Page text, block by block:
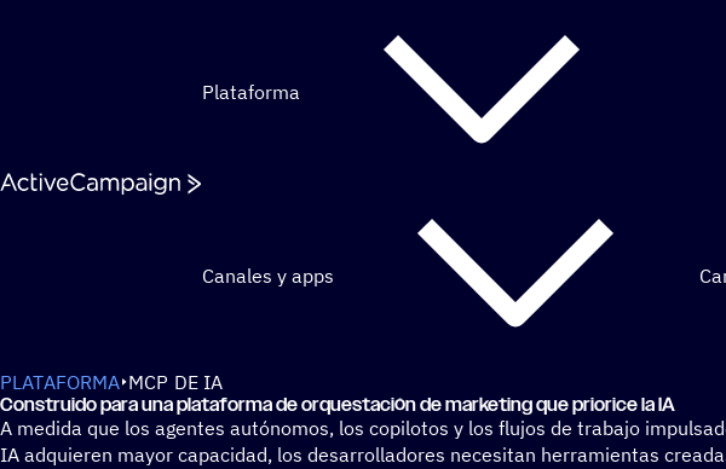
Plataforma
Canales y apps
PLATAFORMA MCP DE IA
Cons­truido para una plata­forma de orques­ta­ción de marke­ting que prio­rice la IA
A medida que los agentes autónomos, los copilotos y los flujos de trabajo
IA adquieren mayor capacidad, los desarrolladores necesitan herramientas